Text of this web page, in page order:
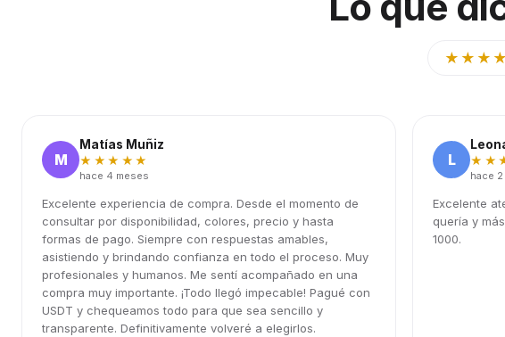
M
Matías Muñiz
★★★★★
hace 4 meses
Excelente experiencia de compra. Desde el momento de
consultar por disponibilidad, colores, precio y hasta
formas de pago. Siempre con respuestas amables,
asistiendo y brindando confianza en todo el proceso. Muy
profesionales y humanos. Me sentí acompañado en una
compra muy importante. ¡Todo llegó impecable! Pagué con
USDT y chequeamos todo para que sea sencillo y
transparente. Definitivamente volveré a elegirlos.
L
hace
Excelente
quería y
1000.